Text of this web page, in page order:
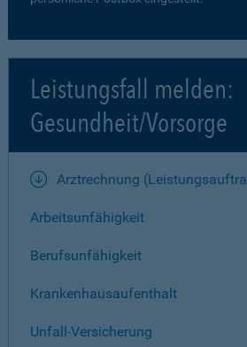
Leistungsfall melden:
Gesundheit/Vorsorge
Arztrechnung
Arbeitsunfähigkeit
Berufsunfähigkeit
Krankenhausaufenthalt
Unfall-Versicherung